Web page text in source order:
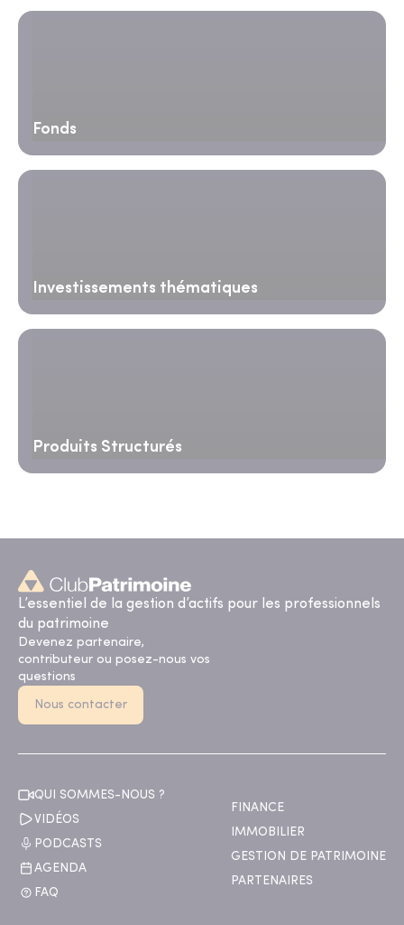
Fonds
Investissements thématiques
Produits Structurés
L’essentiel de la gestion d’actifs pour les professionnels
du patrimoine
Devenez partenaire,
contributeur ou posez-nous vos
questions
Nous contacter
QUI SOMMES-NOUS ?
VIDÉOS
PODCASTS
AGENDA
FAQ
FINANCE
IMMOBILIER
GESTION DE PATRIMOINE
PARTENAIRES